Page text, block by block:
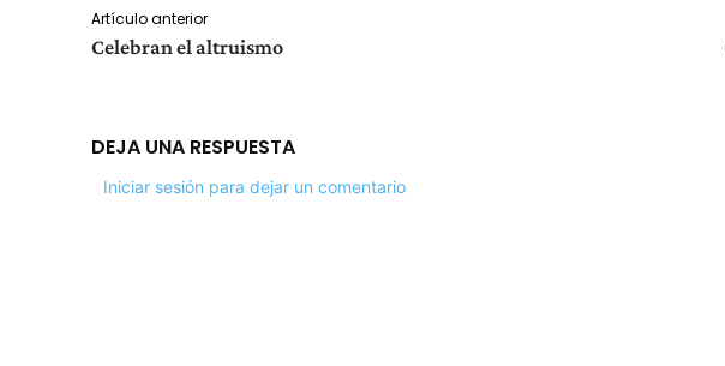
Artículo anterior
Celebran el altruismo
DEJA UNA RESPUESTA
Iniciar sesión para dejar un comentario